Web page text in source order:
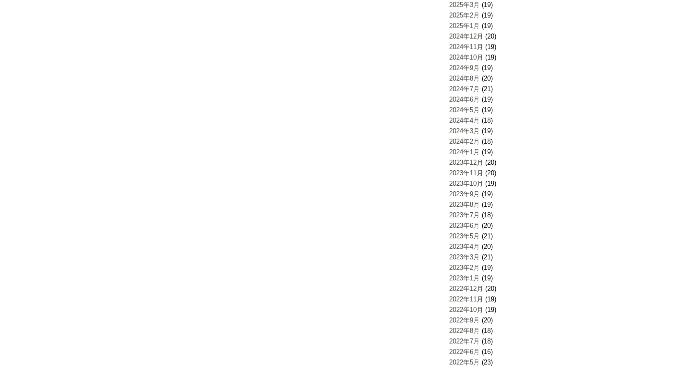
2025年3月 (19)
2025年2月 (19)
2025年1月 (19)
2024年12月 (20)
2024年11月 (19)
2024年10月 (19)
2024年9月 (19)
2024年8月 (20)
2024年7月 (21)
2024年6月 (19)
2024年5月 (19)
2024年4月 (18)
2024年3月 (19)
2024年2月 (18)
2024年1月 (19)
2023年12月 (20)
2023年11月 (20)
2023年10月 (19)
2023年9月 (19)
2023年8月 (19)
2023年7月 (18)
2023年6月 (20)
2023年5月 (21)
2023年4月 (20)
2023年3月 (21)
2023年2月 (19)
2023年1月 (19)
2022年12月 (20)
2022年11月 (19)
2022年10月 (19)
2022年9月 (20)
2022年8月 (18)
2022年7月 (18)
2022年6月 (16)
2022年5月 (23)